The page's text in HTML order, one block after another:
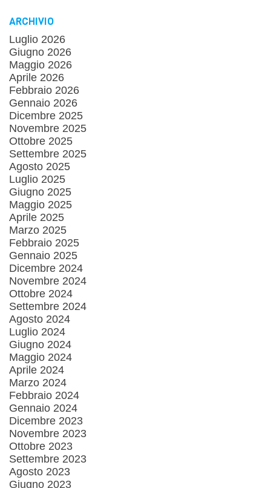
ARCHIVIO
Luglio 2026
Giugno 2026
Maggio 2026
Aprile 2026
Febbraio 2026
Gennaio 2026
Dicembre 2025
Novembre 2025
Ottobre 2025
Settembre 2025
Agosto 2025
Luglio 2025
Giugno 2025
Maggio 2025
Aprile 2025
Marzo 2025
Febbraio 2025
Gennaio 2025
Dicembre 2024
Novembre 2024
Ottobre 2024
Settembre 2024
Agosto 2024
Luglio 2024
Giugno 2024
Maggio 2024
Aprile 2024
Marzo 2024
Febbraio 2024
Gennaio 2024
Dicembre 2023
Novembre 2023
Ottobre 2023
Settembre 2023
Agosto 2023
Giugno 2023